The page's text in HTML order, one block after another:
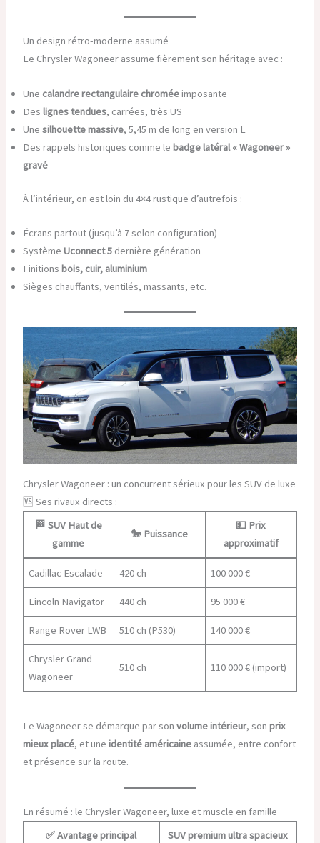
Un design rétro-moderne assumé
Le Chrysler Wagoneer assume fièrement son héritage avec :
Une calandre rectangulaire chroméeimposante
Des lignes tendues, carrées, très US
Une silhouette massive, 5,45 m de long en version L
Des rappels historiques comme le badge latéral « Wagoneer »
gravé
À l’intérieur, on est loin du 4×4 rustique d’autrefois :
Écrans partout (jusqu’à 7 selon configuration)
Système Uconnect 5dernière génération
Finitions bois, cuir, aluminium
Sièges chauffants, ventilés, massants, etc.
Chrysler Wagoneer : un concurrent sérieux pour les SUV de luxe
🆚 Ses rivaux directs :
🏁 SUV Haut de
gamme
🐎 Puissance
💵 Prix
approximatif
Cadillac Escalade 420 ch 100 000 €
Lincoln Navigator 440 ch 95 000 €
Range Rover LWB 510 ch (P530) 140 000 €
Chrysler Grand
Wagoneer
510 ch 110 000 € (import)
Le Wagoneer se démarque par son volume intérieur, son prix
mieux placé, et une identité américaineassumée, entre confort
et présence sur la route.
En résumé : le Chrysler Wagoneer, luxe et muscle en famille
✅Avantage principal SUV premium ultra spacieux